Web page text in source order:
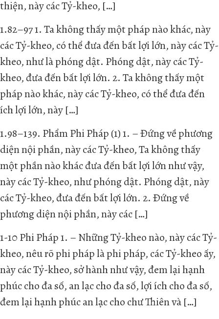
thiện, này các Tỷ-kheo, […]
1.82–97 1. Ta không thấy một pháp nào khác, này
các Tỷ-kheo, có thể đưa đến bất lợi lớn, này các Tỷ-
kheo, như là phóng dật. Phóng dật, này các Tỷ-
kheo, đưa đến bất lợi lớn. 2. Ta không thấy một
pháp nào khác, này các Tỷ-kheo, có thể đưa đến
ích lợi lớn, này […]
1.98–139. Phẩm Phi Pháp (1) 1. – Ðứng về phương
diện nội phần, này các Tỷ-kheo, Ta không thấy
một phần nào khác đưa đến bất lợi lớn như vậy,
này các Tỷ-kheo, như phóng dật. Phóng dật, này
các Tỷ-kheo, đưa đến bất lợi lớn. 2. Ðứng về
phương diện nội phần, này các […]
1-10 Phi Pháp 1. – Những Tỷ-kheo nào, này các Tỷ-
kheo, nêu rõ phi pháp là phi pháp, các Tỷ-kheo ấy,
này các Tỷ-kheo, sở hành như vậy, đem lại hạnh
phúc cho đa số, an lạc cho đa số, lợi ích cho đa số,
đem lại hạnh phúc an lạc cho chư Thiên và […]